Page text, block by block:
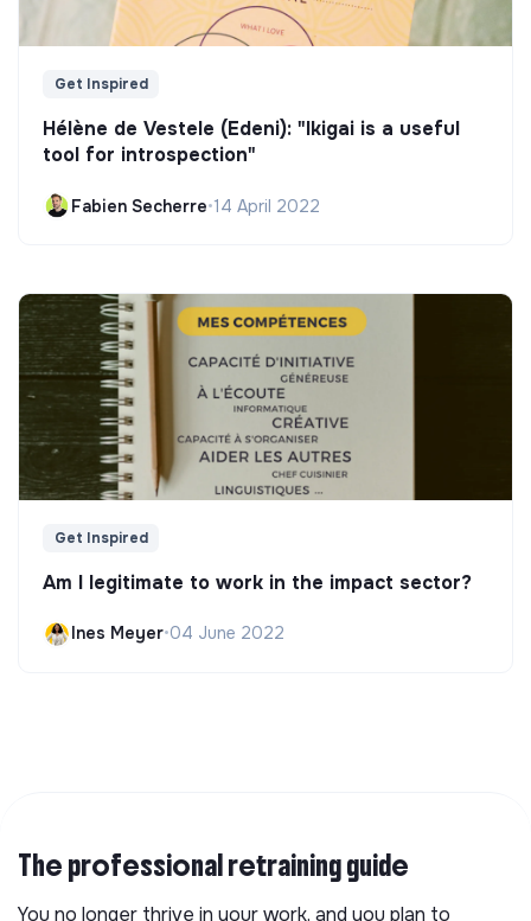
Get Inspired
Hélène de Vestele (Edeni): "Ikigai is a useful
tool for introspection"
Fabien Secherre•14 April 2022
Get Inspired
Am I legitimate to work in the impact sector?
Ines Meyer•04 June 2022
The professional retraining guide
You no longer thrive in your work, and you plan to